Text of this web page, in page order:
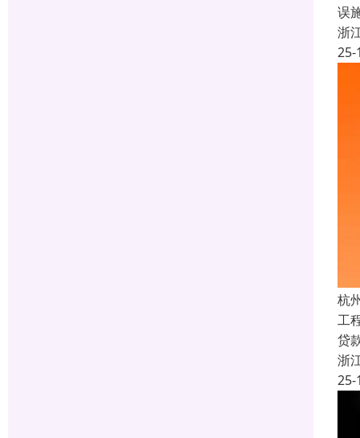
误
浙
25-
杭
工
贷
浙
25-